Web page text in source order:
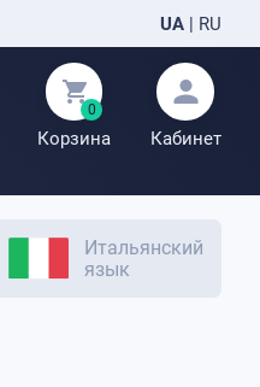
UA | RU
0
Корзина Кабинет
Итальянский
язык